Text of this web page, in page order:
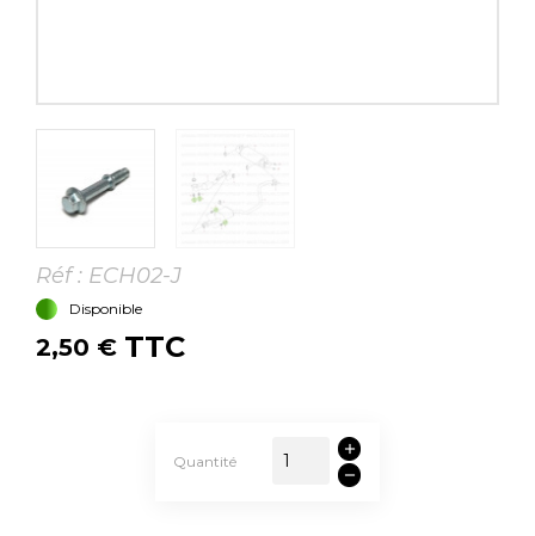
Réf : ECH02-J
Disponible
2,50 € TTC
Quantité